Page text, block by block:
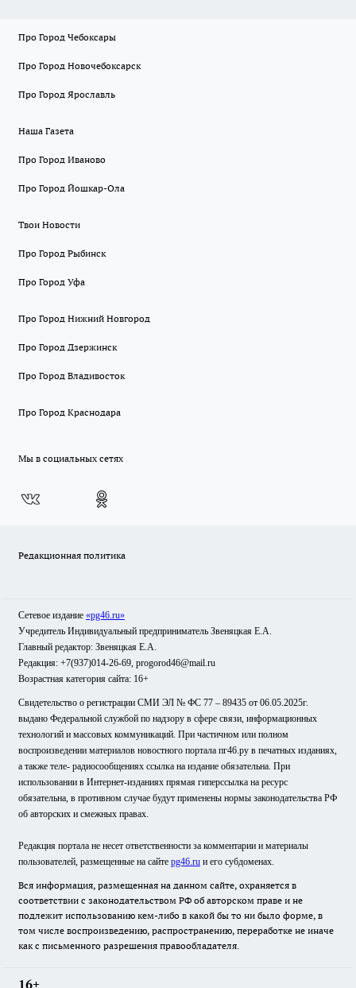
Про Город Чебоксары
Про Город Новочебоксарск
Про Город Ярославль
Наша Газета
Про Город Иваново
Про Город Йошкар-Ола
Твои Новости
Про Город Рыбинск
Про Город Уфа
Про Город Нижний Новгород
Про Город Дзержинск
Про Город Владивосток
Про Город Краснодара
Мы в социальных сетях
Редакционная политика
Сетевое издание «pg46.ru»
Учредитель Индивидуальный предприниматель Звеняцкая Е.А.
Главный редактор: Звеняцкая Е.А.
Редакция: +7(937)014-26-69, progorod46@mail.ru
Возрастная категория сайта: 16+
Свидетельство о регистрации СМИ ЭЛ № ФС 77 – 89435 от 06.05.2025г.
выдано Федеральной службой по надзору в сфере связи, информационных
технологий и массовых коммуникаций. При частичном или полном
воспроизведении материалов новостного портала пг46.ру в печатных изданиях,
а также теле- радиосообщениях ссылка на издание обязательна. При
использовании в Интернет-изданиях прямая гиперссылка на ресурс
обязательна, в противном случае будут применены нормы законодательства РФ
об авторских и смежных правах.
Редакция портала не несет ответственности за комментарии и материалы
пользователей, размещенные на сайте pg46.ru и его субдоменах.
Вся информация, размещенная на данном сайте, охраняется в
соответствии с законодательством РФ об авторском праве и не
подлежит использованию кем-либо в какой бы то ни было форме, в
том числе воспроизведению, распространению, переработке не иначе
как с письменного разрешения правообладателя.
16+